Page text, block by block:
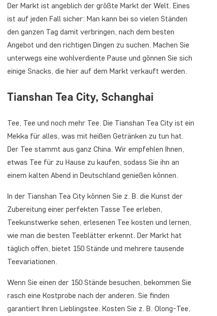
Der Markt ist angeblich der größte Markt der Welt. Eines
ist auf jeden Fall sicher: Man kann bei so vielen Ständen
den ganzen Tag damit verbringen, nach dem besten
Angebot und den richtigen Dingen zu suchen. Machen Sie
unterwegs eine wohlverdiente Pause und gönnen Sie sich
einige Snacks, die hier auf dem Markt verkauft werden.
Tianshan Tea City, Schanghai
Tee, Tee und noch mehr Tee. Die Tianshan Tea City ist ein
Mekka für alles, was mit heißen Getränken zu tun hat.
Der Tee stammt aus ganz China. Wir empfehlen Ihnen,
etwas Tee für zu Hause zu kaufen, sodass Sie ihn an
einem kalten Abend in Deutschland genießen können.
In der Tianshan Tea City können Sie z. B. die Kunst der
Zubereitung einer perfekten Tasse Tee erleben,
Teekunstwerke sehen, erlesenen Tee kosten und lernen,
wie man die besten Teeblätter erkennt. Der Markt hat
täglich offen, bietet 150 Stände und mehrere tausende
Teevariationen.
Wenn Sie einen der 150 Stände besuchen, bekommen Sie
rasch eine Kostprobe nach der anderen. Sie finden
garantiert Ihren Lieblingstee. Kosten Sie z. B. Olong-Tee,